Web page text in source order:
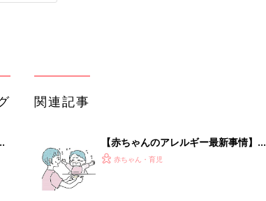
関連記事
【赤ちゃんのアレルギー最新事情】秋
冬は要注意！肌トラブルがリスクを高
赤ちゃん・育児